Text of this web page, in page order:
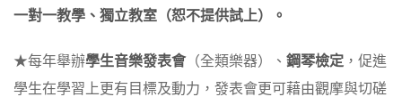
一對一教學、獨立教室（恕不提供試上）。
★每年舉辦學生音樂發表會（全類樂器）、 鋼琴檢定 ，促進
學生在學習上更有目標及動力，發表會更可藉由觀摩與切磋